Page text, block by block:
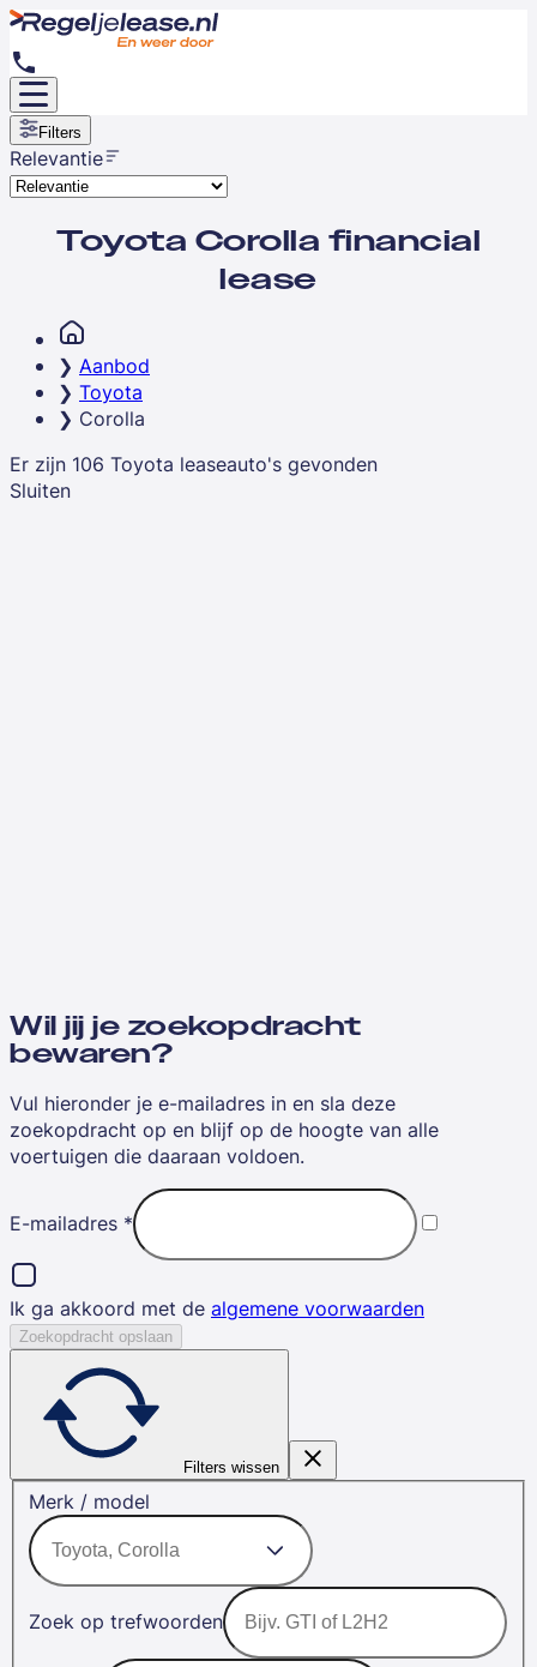
Filters
Relevantie
Toyota Corolla financial
lease
Aanbod
Toyota
Corolla
Er zijn 106 Toyota leaseauto's gevonden
Sluiten
Wil jij je zoekopdracht
bewaren?
Vul hieronder je e-mailadres in en sla deze
zoekopdracht op en blijf op de hoogte van alle
voertuigen die daaraan voldoen.
E-mailadres *
Ik ga akkoord met de algemene voorwaarden
Zoekopdracht opslaan
Filters wissen
Merk / model
Zoek op trefwoorden